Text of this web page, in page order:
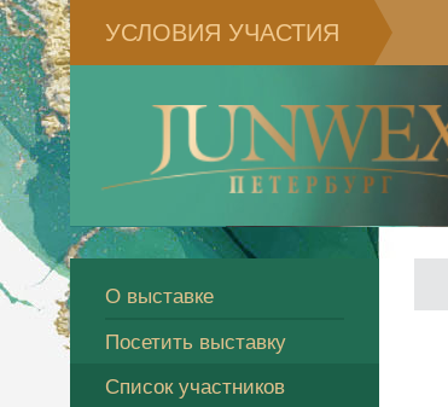
УСЛОВИЯ УЧАСТИЯ
О выставке
Посетить выставку
Список участников